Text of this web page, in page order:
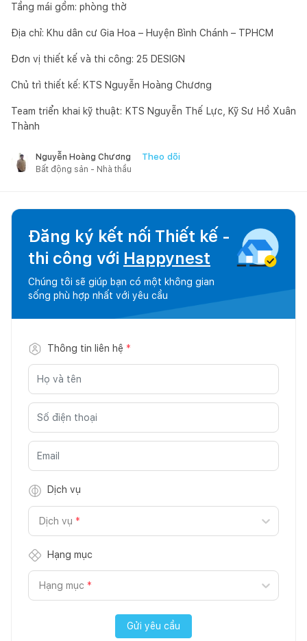
Tầng mái gồm: phòng thờ
Địa chỉ: Khu dân cư Gia Hoa – Huyện Bình Chánh – TPHCM
Đơn vị thiết kế và thi công: 25 DESIGN
Chủ trì thiết kế: KTS Nguyễn Hoàng Chương
Team triển khai kỹ thuật: KTS Nguyễn Thế Lực, Kỹ Sư Hồ Xuân
Thành
Nguyễn Hoàng Chương Theo dõi
Bất động sản - Nhà thầu
Đăng ký kết nối Thiết kế -
thi công với Happynest
Chúng tôi sẽ giúp bạn có một không gian
sống phù hợp nhất với yêu cầu
Thông tin liên hệ *
Dịch vụ
Dịch vụ *
Hạng mục
Hạng mục *
Gửi yêu cầu